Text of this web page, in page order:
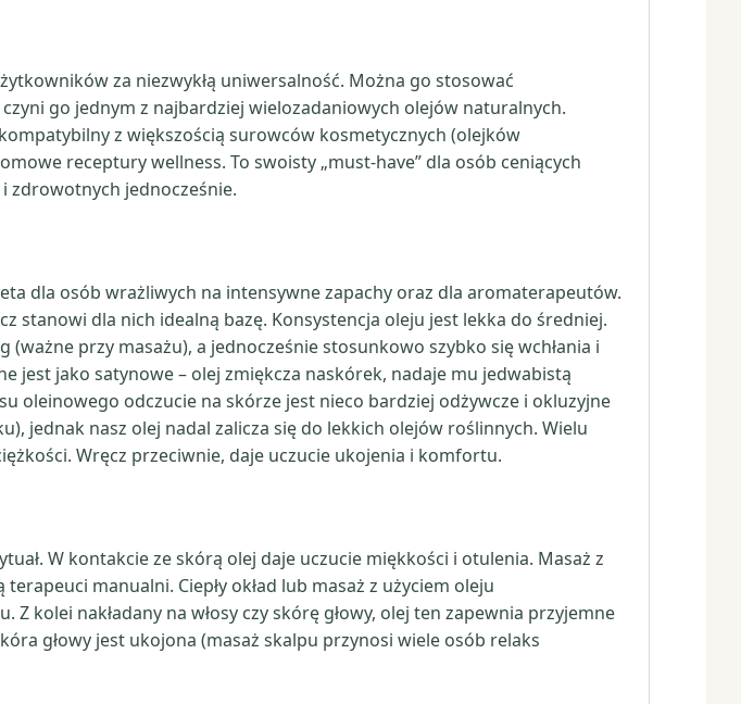
za niezwykłą uniwersalność. Można go stosować
go jednym z najbardziej wielozadaniowych olejów naturalnych.
z większością surowców kosmetycznych (olejków
receptury wellness. To swoisty „must-have” dla osób ceniących
zdrowotnych jednocześnie.
dla osób wrażliwych na intensywne zapachy oraz dla aromaterapeutów.
stanowi dla nich idealną bazę. Konsystencja oleju jest lekka do średniej.
przy masażu), a jednocześnie stosunkowo szybko się wchłania i
jest jako satynowe – olej zmiękcza naskórek, nadaje mu jedwabistą
oleinowego odczucie na skórze jest nieco bardziej odżywcze i okluzyjne
jednak nasz olej nadal zalicza się do lekkich olejów roślinnych. Wielu
Wręcz przeciwnie, daje uczucie ukojenia i komfortu.
W kontakcie ze skórą olej daje uczucie miękkości i otulenia. Masaż z
manualni. Ciepły okład lub masaż z użyciem oleju
kolei nakładany na włosy czy skórę głowy, olej ten zapewnia przyjemne
głowy jest ukojona (masaż skalpu przynosi wiele osób relaks